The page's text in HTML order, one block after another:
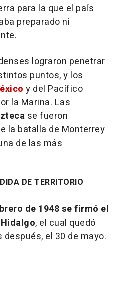
para la que el país
preparado ni
lograron penetrar
puntos, y los
y del Pacífico
la Marina. Las
se fueron
la batalla de Monterrey
de las más
DE TERRITORIO
de 1948 se firmó el
, el cual quedó
el 30 de mayo.